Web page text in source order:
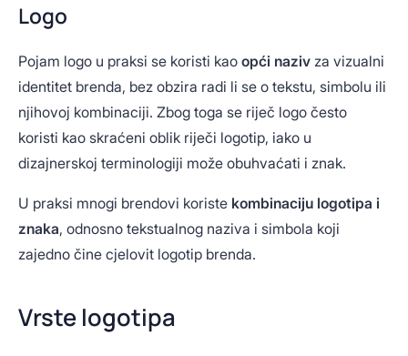
Logo
Pojam logo u praksi se koristi kao opći naziv za vizualni
identitet brenda, bez obzira radi li se o tekstu, simbolu ili
njihovoj kombinaciji. Zbog toga se riječ logo često
koristi kao skraćeni oblik riječi logotip, iako u
dizajnerskoj terminologiji može obuhvaćati i znak.
U praksi mnogi brendovi koriste kombinaciju logotipa i
znaka, odnosno tekstualnog naziva i simbola koji
zajedno čine cjelovit logotip brenda.
Vrste logotipa